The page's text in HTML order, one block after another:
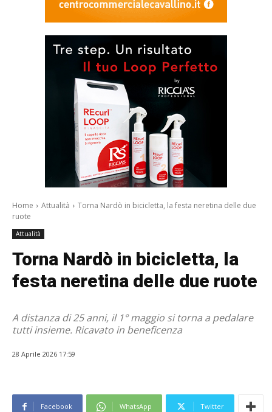
Home Attualità
Torna Nardò in bicicletta, la festa neretina delle due
ruote
Attualità
Torna Nardò in bicicletta, la
festa neretina delle due ruote
A distanza di 25 anni, il 1° maggio si torna a pedalare
tutti insieme. Ricavato in beneficenza
28 Aprile 2026 17:59
Facebook WhatsApp Twitter